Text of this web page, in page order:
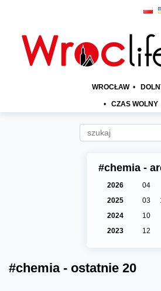
WROCŁAW •
• CZAS WOLNY
#chemia -
2026
04
2025
03
2024
10
2023
12
#chemia - ostatnie 20